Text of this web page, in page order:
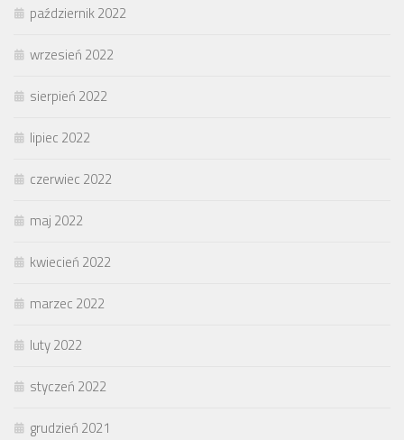
październik 2022
wrzesień 2022
sierpień 2022
lipiec 2022
czerwiec 2022
maj 2022
kwiecień 2022
marzec 2022
luty 2022
styczeń 2022
grudzień 2021